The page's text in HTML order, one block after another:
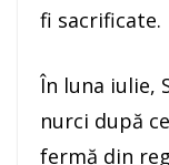
fi sacrificate.
În luna iulie,
nurci după
fermă din